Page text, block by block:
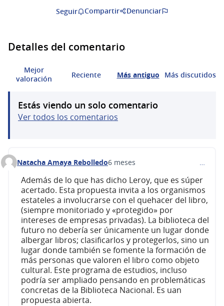
Seguir Compartir Denunciar
Detalles del comentario
Mejor
valoración
Reciente Más antiguo Más discutidos
Estás viendo un solo comentario
Ver todos los comentarios
Comentario 669
Natacha Amaya Rebolledo6 meses
Además de lo que has dicho Leroy, que es súper
acertado. Esta propuesta invita a los organismos
estateles a involucrarse con el quehacer del libro,
(siempre monitoriado y «protegido» por
intereses de empresas privadas). La biblioteca del
futuro no debería ser únicamente un lugar donde
albergar libros; clasificarlos y protegerlos, sino un
lugar donde también se fomente la formación de
más personas que valoren el libro como objeto
cultural. Este programa de estudios, incluso
podría ser ampliado pensando en problemáticas
concretas de la Biblioteca Nacional. Es uan
propuesta abierta.